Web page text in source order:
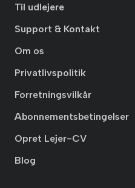
Til udlejere
Support & Kontakt
Om os
Privatlivspolitik
Forretningsvilkår
Abonnementsbetingelser
Opret Lejer-CV
Blog